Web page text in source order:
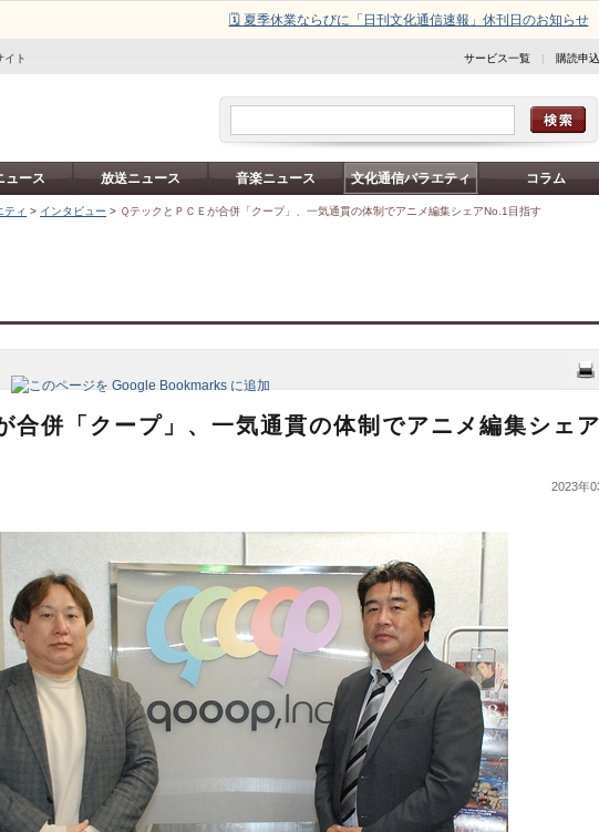
🗓️ 夏季休業ならびに「日刊文化通信速報」休刊日のお知らせ
イト サービス一覧 | 購読申込
ュース 放送ニュース 音楽ニュース 文化通信バラエティ コラム
ティ > インタビュー > ＱテックとＰＣＥが合併「クープ」、一気通貫の体制でアニメ編集シェアNo.1目指す
合併「クープ」、一気通貫の体制でアニメ編集シェア
2023年